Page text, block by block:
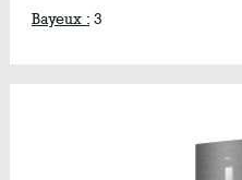
Bayeux : 3